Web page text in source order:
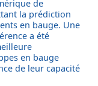
de
la prédiction
en bauge. Une
a été
en bauge
de leur capacité